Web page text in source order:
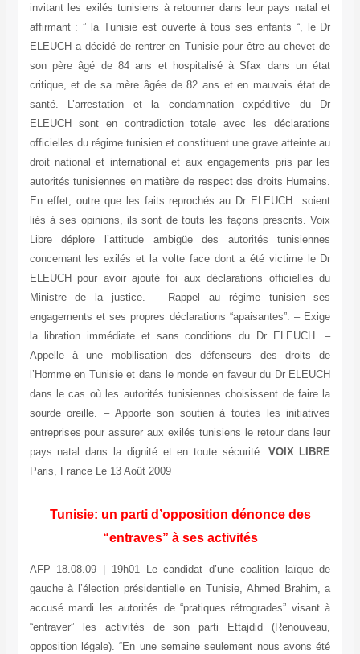
invitant les exilés tunisiens à retourner dans leur pays natal et
affirmant : ” la Tunisie est ouverte à tous ses enfants “, le Dr
ELEUCH a décidé de rentrer en Tunisie pour être au chevet de
son père âgé de 84 ans et hospitalisé à Sfax dans un état
critique, et de sa mère âgée de 82 ans et en mauvais état de
santé. L’arrestation et la condamnation expéditive du Dr
ELEUCH sont en contradiction totale avec les déclarations
officielles du régime tunisien et constituent une grave atteinte au
droit national et international et aux engagements pris par les
autorités tunisiennes en matière de respect des droits Humains.
En effet, outre que les faits reprochés au Dr ELEUCH soient
liés à ses opinions, ils sont de touts les façons prescrits. Voix
Libre déplore l’attitude ambigüe des autorités tunisiennes
concernant les exilés et la volte face dont a été victime le Dr
ELEUCH pour avoir ajouté foi aux déclarations officielles du
Ministre de la justice. – Rappel au régime tunisien ses
engagements et ses propres déclarations “apaisantes”. – Exige
la libration immédiate et sans conditions du Dr ELEUCH. –
Appelle à une mobilisation des défenseurs des droits de
l’Homme en Tunisie et dans le monde en faveur du Dr ELEUCH
dans le cas où les autorités tunisiennes choisissent de faire la
sourde oreille. – Apporte son soutien à toutes les initiatives
entreprises pour assurer aux exilés tunisiens le retour dans leur
pays natal dans la dignité et en toute sécurité. VOIX LIBRE
Paris, France Le 13 Août 2009
Tunisie: un parti d’opposition dénonce des
“entraves” à ses activités
AFP 18.08.09 | 19h01 Le candidat d’une coalition laïque de
gauche à l’élection présidentielle en Tunisie, Ahmed Brahim, a
accusé mardi les autorités de “pratiques rétrogrades” visant à
“entraver” les activités de son parti Ettajdid (Renouveau,
opposition légale). “En une semaine seulement nous avons été